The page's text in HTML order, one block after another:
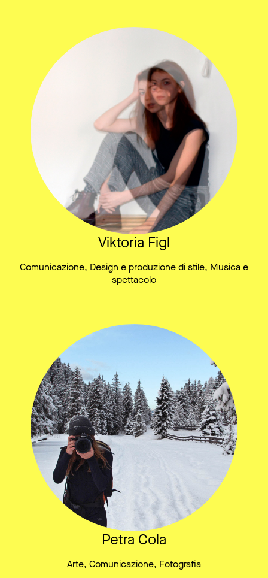
Viktoria Figl
Comunicazione, Design e produzione di stile, Musica e
spettacolo
Petra Cola
Arte, Comunicazione, Fotografia